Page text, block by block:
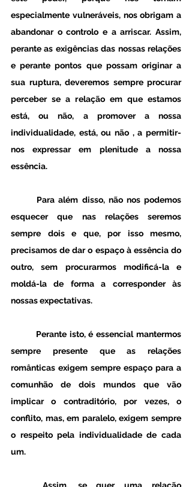
especialmente vulneráveis, nos obrigam a
abandonar o controlo e a arriscar. Assim,
perante as exigências das nossas relações
e perante pontos que possam originar a
sua ruptura, deveremos sempre procurar
perceber se a relação em que estamos
está, ou não, a promover a nossa
individualidade, está, ou não , a permitir-
nos expressar em plenitude a nossa
essência.
esquecer que nas relações seremos
sempre dois e que, por isso mesmo,
precisamos de dar o espaço à essência do
outro, sem procurarmos modificá-la e
moldá-la de forma a corresponder às
nossas expectativas.
sempre presente que as relações
românticas exigem sempre espaço para a
comunhão de dois mundos que vão
implicar o contraditório, por vezes, o
conflito, mas, em paralelo, exigem sempre
o respeito pela individualidade de cada
um.